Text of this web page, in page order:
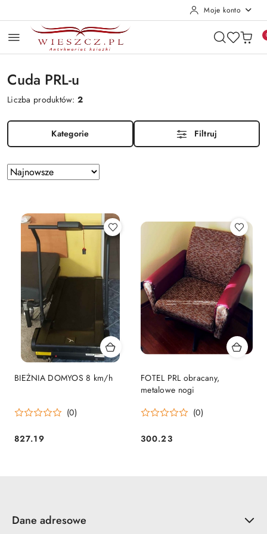
Moje konto
Cuda PRL-u
Liczba produktów:2
Kategorie Filtruj
Zastosowano
sortowanie:
Sortuj
według
BIEŻNIA DOMYOS 8 km/h
(0)
Cena:
827.19
FOTEL PRL obracany,
metalowe nogi
(0)
Cena:
300.23
Dane adresowe